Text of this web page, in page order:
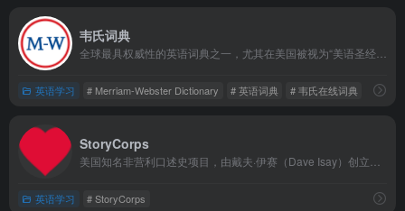
韦氏词典
英语学习 # Merriam-Webster Dictionary # 英语词典 # 韦氏在线词典
StoryCorps
英语学习 # StoryCorps